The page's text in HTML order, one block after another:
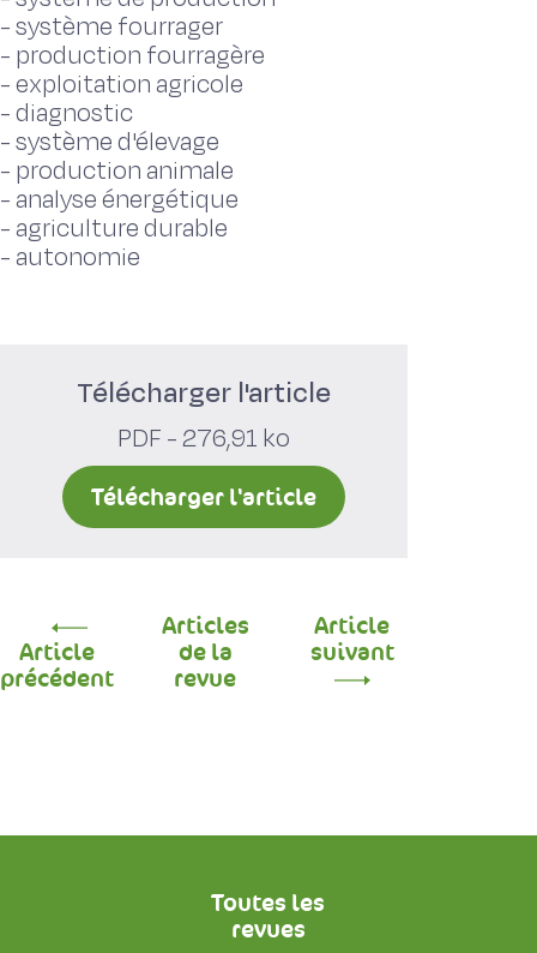
-système fourrager
- production fourragère
-exploitation agricole
-diagnostic
-système d'élevage
- production animale
- analyse énergétique
- agriculture durable
- autonomie
Télécharger l'article
PDF - 276,91 ko
Télécharger l'article
Article
précédent
Articles
de la
revue
Article
suivant
Toutes les
revues